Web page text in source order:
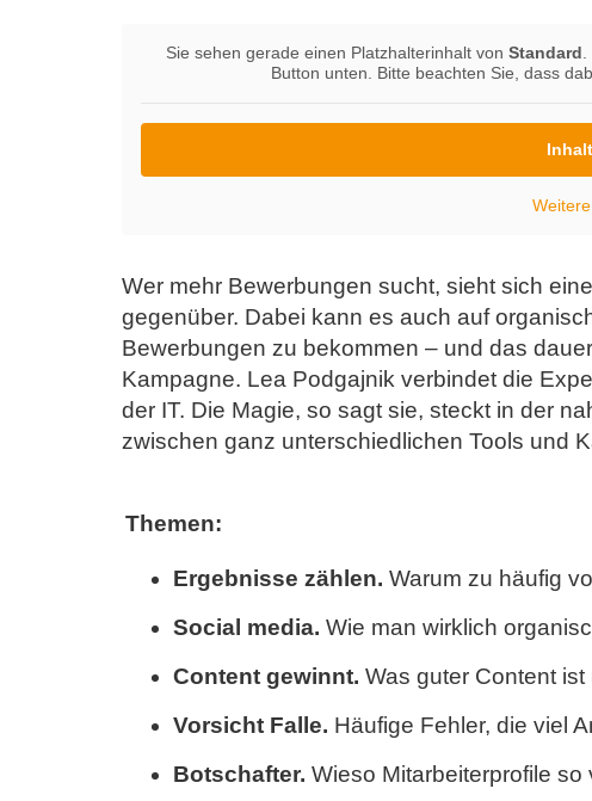
Sie sehen gerade einen Platzhalterinhalt von Standard
Button unten. Bitte beachten Sie, dass
Wer mehr Bewerbungen sucht, sieht sich
gegenüber. Dabei kann es auch auf
Bewerbungen zu bekommen – und das
Kampagne. Lea Podgajnik verbindet die
der IT. Die Magie, so sagt sie, steckt in der
zwischen ganz unterschiedlichen Tools und
Themen:
Ergebnisse zählen. Warum zu häufig
Social media. Wie man wirklich
Content gewinnt. Was guter Content
Vorsicht Falle. Häufige Fehler, die viel
Botschafter. Wieso Mitarbeiterprofile